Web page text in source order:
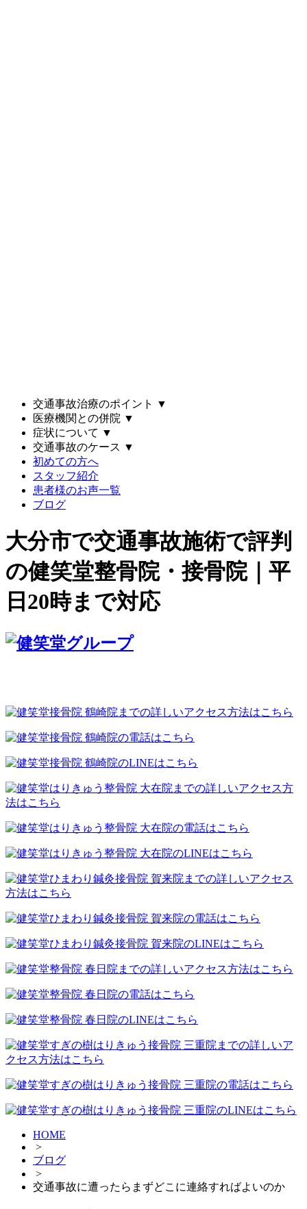
交通事故治療のポイント
▼
医療機関との併院 ▼
症状について ▼
交通事故のケース ▼
初めての方へ
スタッフ紹介
患者様のお声一覧
ブログ
大分市で交通事故施術で評判
の健笑堂整骨院・接骨院｜平
日20時まで対応
HOME
>
ブログ
>
交通事故に遭ったらまずどこに連絡すればよいのか